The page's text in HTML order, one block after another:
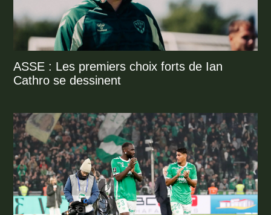
ASSE : Les premiers choix forts de Ian
Cathro se dessinent